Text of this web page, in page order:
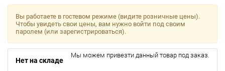
Вы работаете в гостевом режиме (видите розничные цены).
Чтобы увидеть свои цены, вам нужно войти под своим
паролем (или зарегистрироваться).
Нет на складе
Мы можем привезти данный товар под заказ.